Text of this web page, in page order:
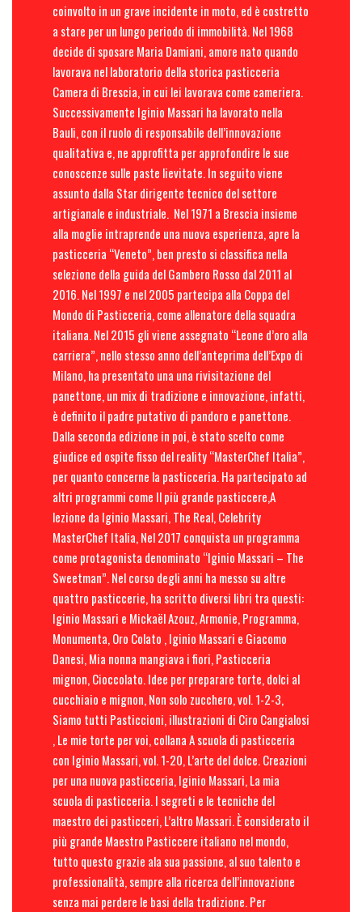
coinvolto in un grave incidente in moto, ed è costretto
a stare per un lungo periodo di immobilità. Nel 1968
decide di sposare Maria Damiani, amore nato quando
lavorava nel laboratorio della storica pasticceria
Camera di Brescia, in cui lei lavorava come cameriera.
Successivamente Iginio Massari ha lavorato nella
Bauli, con il ruolo di responsabile dell’innovazione
qualitativa e, ne approfitta per approfondire le sue
conoscenze sulle paste lievitate. In seguito viene
assunto dalla Star dirigente tecnico del settore
artigianale e industriale. Nel 1971 a Brescia insieme
alla moglie intraprende una nuova esperienza, apre la
pasticceria “Veneto”, ben presto si classifica nella
selezione della guida del Gambero Rosso dal 2011 al
2016. Nel 1997 e nel 2005 partecipa alla Coppa del
Mondo di Pasticceria, come allenatore della squadra
italiana. Nel 2015 gli viene assegnato “Leone d’oro alla
carriera”, nello stesso anno dell’anteprima dell’Expo di
Milano, ha presentato una una rivisitazione del
panettone, un mix di tradizione e innovazione, infatti,
è definito il padre putativo di pandoro e panettone.
Dalla seconda edizione in poi, è stato scelto come
giudice ed ospite fisso del reality “MasterChef Italia”,
per quanto concerne la pasticceria. Ha partecipato ad
altri programmi come Il più grande pasticcere,A
lezione da Iginio Massari, The Real, Celebrity
MasterChef Italia, Nel 2017 conquista un programma
come protagonista denominato “Iginio Massari – The
Sweetman”. Nel corso degli anni ha messo su altre
quattro pasticcerie, ha scritto diversi libri tra questi:
Iginio Massari e Mickaël Azouz, Armonie, Programma,
Monumenta, Oro Colato , Iginio Massari e Giacomo
Danesi, Mia nonna mangiava i fiori, Pasticceria
mignon, Cioccolato. Idee per preparare torte, dolci al
cucchiaio e mignon, Non solo zucchero, vol. 1-2-3,
Siamo tutti Pasticcioni, illustrazioni di Ciro Cangialosi
, Le mie torte per voi, collana A scuola di pasticceria
con Iginio Massari, vol. 1-20, L’arte del dolce. Creazioni
per una nuova pasticceria, Iginio Massari, La mia
scuola di pasticceria. I segreti e le tecniche del
maestro dei pasticceri, L’altro Massari. È considerato il
più grande Maestro Pasticcere italiano nel mondo,
tutto questo grazie ala sua passione, al suo talento e
professionalità, sempre alla ricerca dell’innovazione
senza mai perdere le basi della tradizione. Per